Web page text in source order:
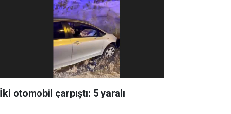
İki otomobil çarpıştı: 5 yaralı